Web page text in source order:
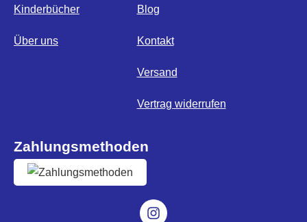
Kinderbücher
Über uns
Blog
Kontakt
Versand
Vertrag widerrufen
Zahlungsmethoden